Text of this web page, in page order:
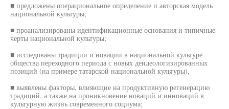
■ предложены операциональное определение и авторская модель
национальной культуры;
■ проанализированы идентификационные основания и типичные
черты национальной культуры;
■ исследованы традиции и новации в национальной культуре
общества переходного периода с новых деидеологизированных
позиций (на примере татарской национальной культуры),
■ выявлены факторы, влияющие на продуктивную регенерацию
традиций, а также на проникновение новаций и инноваций в
культурную жизнь современного социума;